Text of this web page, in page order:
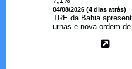
04/08/2026 (4 dias atrás)
TRE da Bahia
urnas e nova ordem